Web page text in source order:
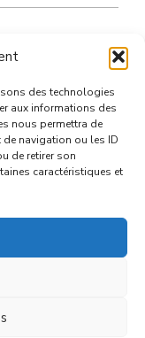
des technologies
aux informations des
nous permettra de
navigation ou les ID
de retirer son
caractéristiques et